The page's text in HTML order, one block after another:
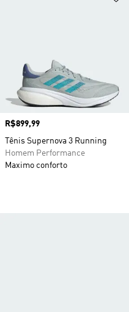
Preço
R$899,99
Tênis Supernova 3 Running
Homem Performance
Maximo conforto